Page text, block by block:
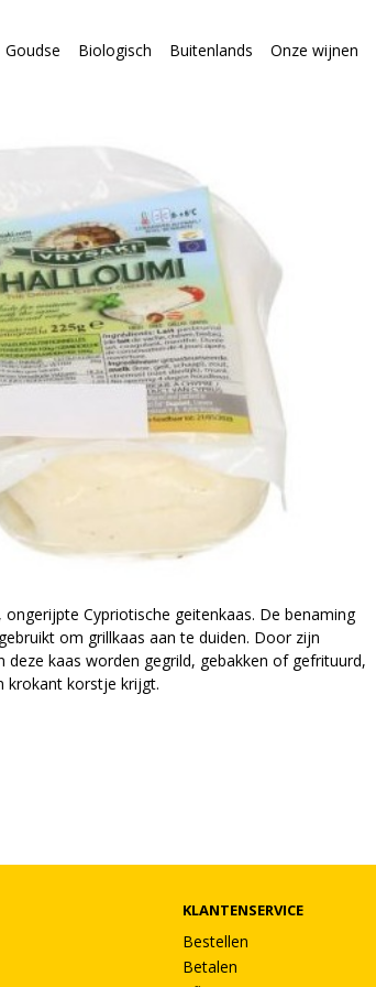
Goudse Biologisch Buitenlands Onze wijnen
Cypriotische geitenkaas. De benaming
om grillkaas aan te duiden. Door zijn
deze kaas worden gegrild, gebakken of gefrituurd,
krokant korstje krijgt.
KLANTENSERVICE
Bestellen
Betalen